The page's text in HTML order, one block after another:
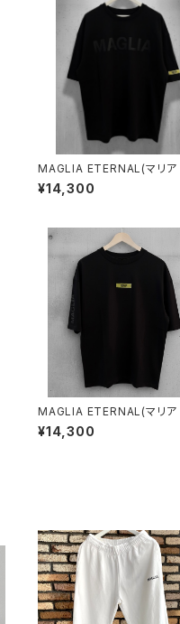
MAGLIA ETERNAL(マリア
ーナル）ユニセックスＴ-シ
T2000B Black
¥14,300
MAGLIA ETERNAL(マリア
ーナル）ユニセックスＴ-シ
T1000B Black
¥14,300